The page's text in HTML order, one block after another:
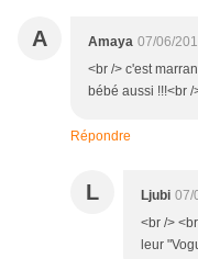
A Amaya 07/06/
<br /> c'est
bébé aussi !!!<br /
Répondre
L Ljubi 07/
<br />
leur